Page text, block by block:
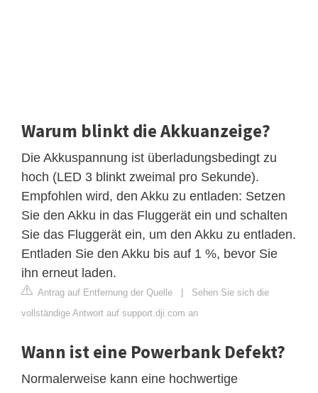
Warum blinkt die Akkuanzeige?
Die Akkuspannung ist überladungsbedingt zu
hoch (LED 3 blinkt zweimal pro Sekunde).
Empfohlen wird, den Akku zu entladen: Setzen
Sie den Akku in das Fluggerät ein und schalten
Sie das Fluggerät ein, um den Akku zu entladen.
Entladen Sie den Akku bis auf 1 %, bevor Sie
ihn erneut laden.
Antrag auf Entfernung der Quelle
Sehen Sie sich die
vollständige Antwort auf support.dji.com an
Wann ist eine Powerbank Defekt?
Normalerweise kann eine hochwertige